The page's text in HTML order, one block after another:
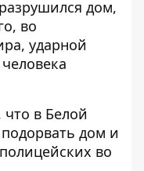
дом,
во
ударной
что в Белой
дом и
во